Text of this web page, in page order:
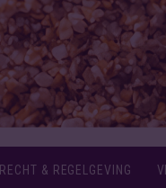
RECHT & REGELGEVING